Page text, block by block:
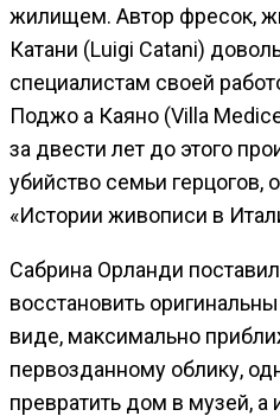
жилищем. Автор фресок,
Катани (Luigi Catani)
специалистам своей
Поджо а Каяно (Villa
за двести лет до этого
убийство семьи герцогов,
«Истории живописи в
Сабрина Орланди
восстановить
виде, максимально
первозданному облику,
превратить дом в музей, а